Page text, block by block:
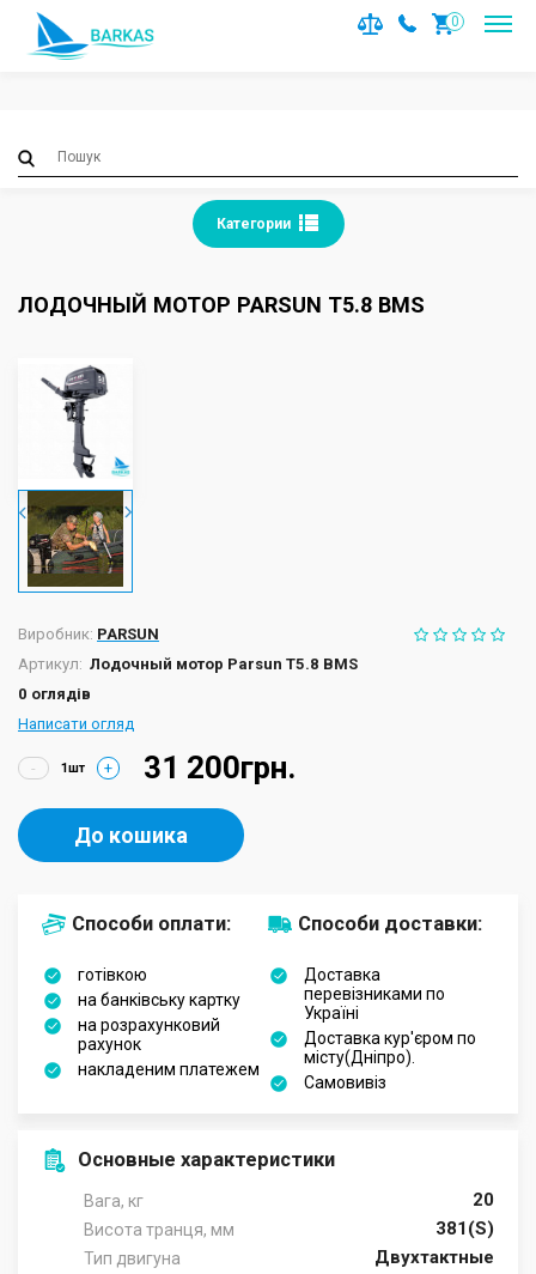
Notice
: Trying to access array offset on value of type null in
/var/www/barkas/data/www/barkas.com.ua/catalog/
on line36
0
Категории
ЛОДОЧНЫЙ МОТОР PARSUN T5.8 BMS
Виробник: PARSUN
Артикул: Лодочный мотор Parsun T5.8 BMS
0 оглядів
Написати огляд
- + 31 200грн.
До кошика
Способи оплати:
готівкою
на банківську картку
на розрахунковий
рахунок
накладеним платежем
Способи доставки:
Доставка
перевізниками по
Україні
Доставка кур'єром по
місту(Дніпро).
Самовивіз
Основные характеристики
Вага, кг 20
Висота транця, мм 381(S)
Тип двигуна Двухтактные